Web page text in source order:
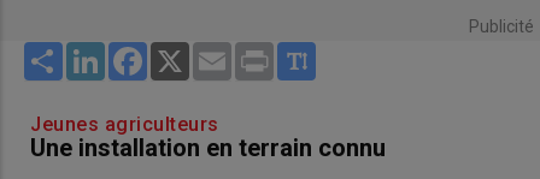
Publicité
Share LinkedInFacebook
X Email Print
Jeunes agriculteurs
Une installation en terrain connu